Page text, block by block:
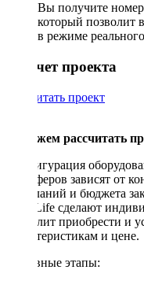
Вы получите номер
который позволит
в режиме
Рассчет проекта
Рассчитать проект
Поможем рассчитать
Конфигурация
сабвуферов зависят от
пожеланий и бюджета
DriveLife сделают
позволит приобрести и
характеристикам и цене.
Основные этапы: